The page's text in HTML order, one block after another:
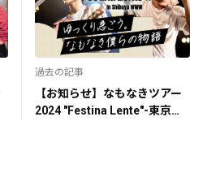
過去の記事
【お知らせ】なもなきツアー
2024 "Festina Lente"-東京公